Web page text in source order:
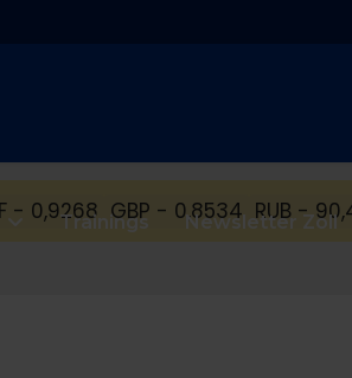
Trainings Newsletter Zoll
- 0,9268 GBP - 0,8534 RUB -